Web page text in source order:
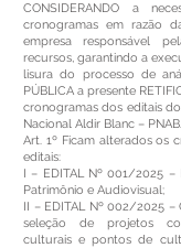
CONSIDERANDO a
cronogramas em razão
empresa responsável
recursos, garantindo a
lisura do processo de
PÚBLICA a presente
cronogramas dos editais
Nacional Aldir Blanc –
Art. 1º Ficam alterados os
editais:
I – EDITAL Nº 001/2025
Patrimônio e Audiovisual;
II – EDITAL Nº 002/2025
seleção de projetos
culturais e pontos de